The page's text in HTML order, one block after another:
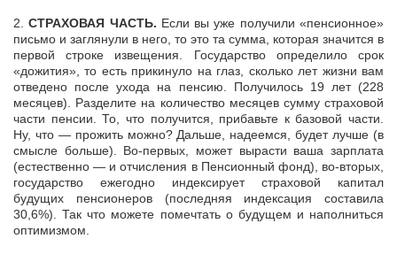
2. СТРАХОВАЯ ЧАСТЬ. Если вы уже получили «пенсионное»
письмо и заглянули в него, то это та сумма, которая значится в
первой строке извещения. Государство определило срок
«дожития», то есть прикинуло на глаз, сколько лет жизни вам
отведено после ухода на пенсию. Получилось 19 лет (228
месяцев). Разделите на количество месяцев сумму страховой
части пенсии. То, что получится, прибавьте к базовой части.
Ну, что — прожить можно? Дальше, надеемся, будет лучше (в
смысле больше). Во-первых, может вырасти ваша зарплата
(естественно — и отчисления в Пенсионный фонд), во-вторых,
государство ежегодно индексирует страховой капитал
будущих пенсионеров (последняя индексация составила
30,6%). Так что можете помечтать о будущем и наполниться
оптимизмом.